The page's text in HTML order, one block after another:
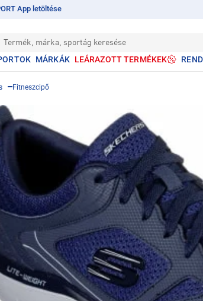
App letöltése
Termék, márka, sportág keresése
MÁRKÁK LEÁRAZOTT TERMÉKEK
Fitneszcipő